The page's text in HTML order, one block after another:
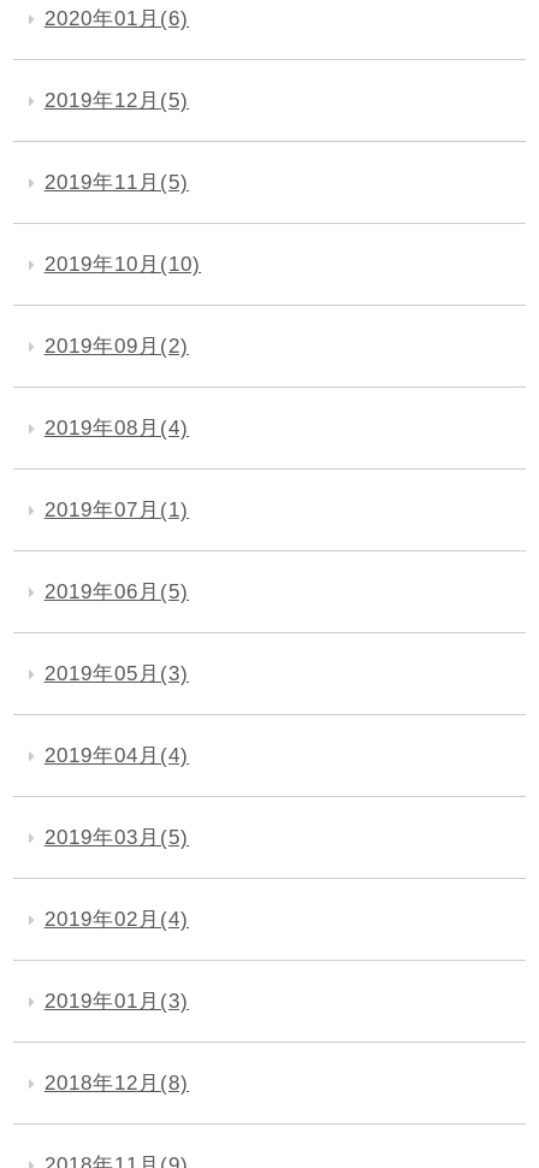
2020年01月(6)
2019年12月(5)
2019年11月(5)
2019年10月(10)
2019年09月(2)
2019年08月(4)
2019年07月(1)
2019年06月(5)
2019年05月(3)
2019年04月(4)
2019年03月(5)
2019年02月(4)
2019年01月(3)
2018年12月(8)